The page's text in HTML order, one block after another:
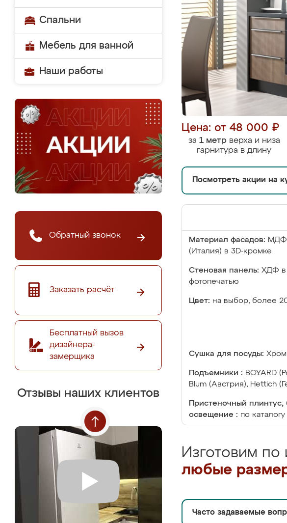
Спальни
Мебель для ванной
Наши работы
Обратный звонок
Заказать расчёт
Бесплатный вызов
дизайнера-
замерщика
Отзывы наших клиентов
Цена: от 48 000 ₽
за 1 метрверха и низа
гарнитура в длину
Посмотреть акции на
Материал фасадов: МДФ,
(Италия) в 3D-кромке
Стеновая панель: ХДФ в
фотопечатью
Цвет: на выбор, более
Сушка для посуды:
Подъемники : BOYARD
Blum (Австрия), Hettich
Пристеночный
освещение : по каталогу
Изготовим по
любые
Часто задаваемые